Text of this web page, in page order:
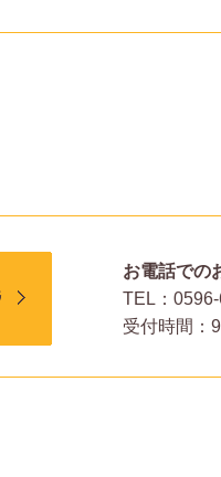
お電話での
TEL：
受付時間：